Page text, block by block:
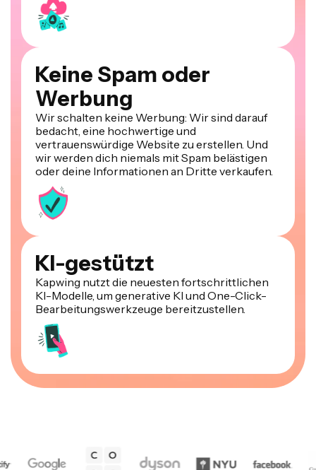
Keine Spam oder
Werbung
Wir schalten keine Werbung: Wir sind darauf
bedacht, eine hochwertige und
vertrauenswürdige Website zu erstellen. Und
wir werden dich niemals mit Spam belästigen
oder deine Informationen an Dritte verkaufen.
KI-gestützt
Kapwing nutzt die neuesten fortschrittlichen
KI-Modelle, um generative KI und One-Click-
Bearbeitungswerkzeuge bereitzustellen.